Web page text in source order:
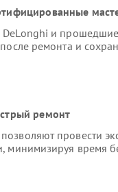
DeLonghi и
ремонта и
ремонт
провести
минимизируя время